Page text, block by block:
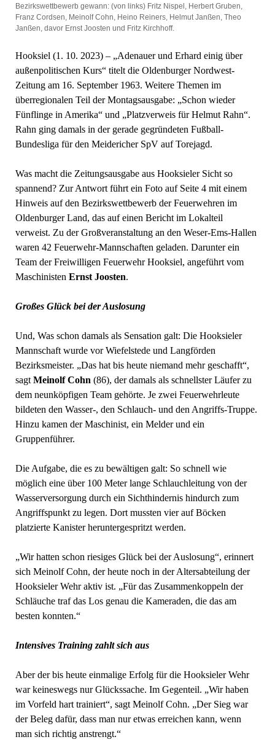
Bezirkswettbewerb gewann: (von links) Fritz Nispel, Herbert Gruben,
Franz Cordsen, Meinolf Cohn, Heino Reiners, Helmut Janßen, Theo
Janßen, davor Ernst Joosten und Fritz Kirchhoff.
Hooksiel (1. 10. 2023) – „Adenauer und Erhard einig über
außenpolitischen Kurs“ titelt die Oldenburger Nordwest-
Zeitung am 16. September 1963. Weitere Themen im
überregionalen Teil der Montagsausgabe: „Schon wieder
Fünflinge in Amerika“ und „Platzverweis für Helmut Rahn“.
Rahn ging damals in der gerade gegründeten Fußball-
Bundesliga für den Meidericher SpV auf Torejagd.
Was macht die Zeitungsausgabe aus Hooksieler Sicht so
spannend? Zur Antwort führt ein Foto auf Seite 4 mit einem
Hinweis auf den Bezirkswettbewerb der Feuerwehren im
Oldenburger Land, das auf einen Bericht im Lokalteil
verweist. Zu der Großveranstaltung an den Weser-Ems-Hallen
waren 42 Feuerwehr-Mannschaften geladen. Darunter ein
Team der Freiwilligen Feuerwehr Hooksiel, angeführt vom
Maschinisten Ernst Joosten.
Großes Glück bei der Auslosung
Und, Was schon damals als Sensation galt: Die Hooksieler
Mannschaft wurde vor Wiefelstede und Langförden
Bezirksmeister. „Das hat bis heute niemand mehr geschafft“,
sagt Meinolf Cohn (86), der damals als schnellster Läufer zu
dem neunköpfigen Team gehörte. Je zwei Feuerwehrleute
bildeten den Wasser-, den Schlauch- und den Angriffs-Truppe.
Hinzu kamen der Maschinist, ein Melder und ein
Gruppenführer.
Die Aufgabe, die es zu bewältigen galt: So schnell wie
möglich eine über 100 Meter lange Schlauchleitung von der
Wasserversorgung durch ein Sichthindernis hindurch zum
Angriffspunkt zu legen. Dort mussten vier auf Böcken
platzierte Kanister heruntergespritzt werden.
„Wir hatten schon riesiges Glück bei der Auslosung“, erinnert
sich Meinolf Cohn, der heute noch in der Altersabteilung der
Hooksieler Wehr aktiv ist. „Für das Zusammenkoppeln der
Schläuche traf das Los genau die Kameraden, die das am
besten konnten.“
Intensives Training zahlt sich aus
Aber der bis heute einmalige Erfolg für die Hooksieler Wehr
war keineswegs nur Glückssache. Im Gegenteil. „Wir haben
im Vorfeld hart trainiert“, sagt Meinolf Cohn. „Der Sieg war
der Beleg dafür, dass man nur etwas erreichen kann, wenn
man sich richtig anstrengt.“